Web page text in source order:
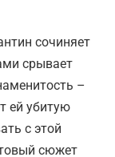
сочиняет
срывает
–
ей убитую
с этой
сюжет